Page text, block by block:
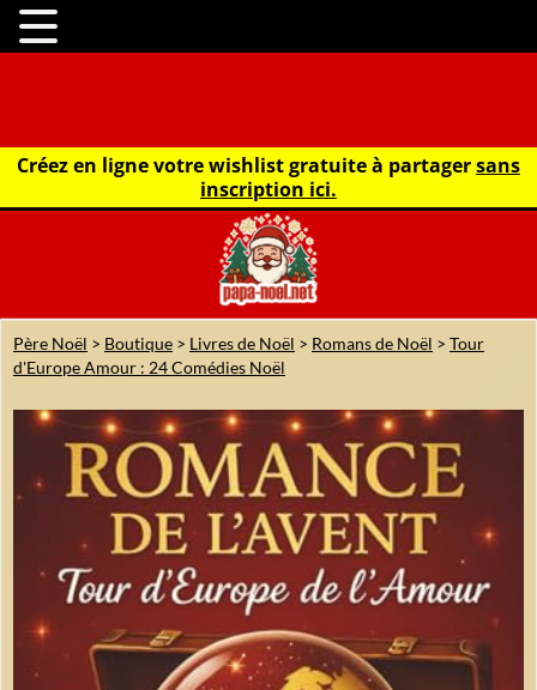
Créez en ligne votre wishlist gratuite à partagersans
inscription ici.
Père Noël > Boutique > Livres de Noël > Romans de Noël > Tour
d'Europe Amour : 24 Comédies Noël